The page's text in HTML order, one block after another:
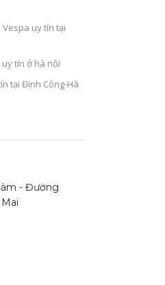
uy tín tại
tín ở hà nội
tại Định Công-Hà
- Đường